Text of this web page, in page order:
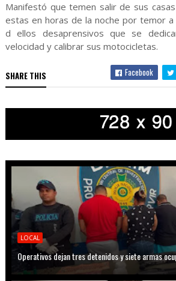
Manifestó que temen salir de sus
estas en horas de la noche por temor
d ellos desaprensivos que se
velocidad y calibrar sus motocicletas.
SHARE THIS Facebook
LOCAL
Operativos dejan tres detenidos y siete armas